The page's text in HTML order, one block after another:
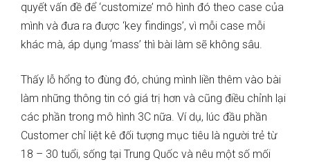
quyết vấn đề để ‘customize’ mô hình đó theo case của
mình và đưa ra được ‘key findings’, vì mỗi case mỗi
khác mà, áp dụng ‘mass’ thì bài làm sẽ không sâu.
Thấy lỗ hổng to đùng đó, chúng mình liền thêm vào bài
làm những thông tin có giá trị hơn và cũng điều chỉnh lại
các phần trong mô hình 3C nữa. Ví dụ, lúc đầu phần
Customer chỉ liệt kê đối tượng mục tiêu là người trẻ từ
18 – 30 tuổi, sống tại Trung Quốc và nêu một số mối